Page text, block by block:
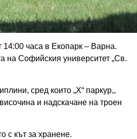
14:00 часа в Екопарк – Варна.
на Софийския университет „Св.
сред които „Х“ паркур,,
и надскачане на троен
с кът за хранене.